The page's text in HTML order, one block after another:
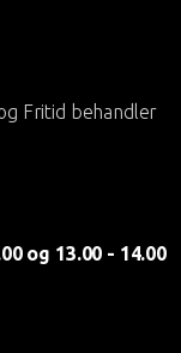
Fritid behandler
og 13.00 - 14.00